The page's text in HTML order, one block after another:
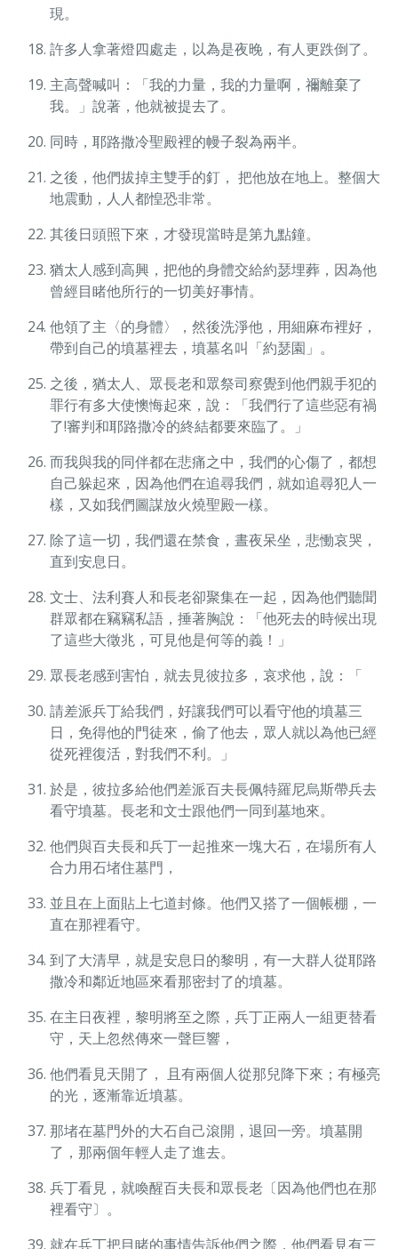
現。
許多人拿著燈四處走，以為是夜晚，有人更跌倒了。
主高聲喊叫：「我的力量，我的力量啊，禰離棄了
我。」說著，他就被提去了。
同時，耶路撒冷聖殿裡的幔子裂為兩半。
之後，他們拔掉主雙手的釘， 把他放在地上。整個大
地震動，人人都惶恐非常。
其後日頭照下來，才發現當時是第九點鐘。
猶太人感到高興，把他的身體交給約瑟埋葬，因為他
曾經目睹他所行的一切美好事情。
他領了主〈的身體〉，然後洗淨他，用細麻布裡好，
帶到自己的墳墓裡去，墳墓名叫「約瑟園」。
之後，猶太人、眾長老和眾祭司察覺到他們親手犯的
罪行有多大使懊悔起來，說：「我們行了這些惡有禍
了!審判和耶路撒冷的終結都要來臨了。」
而我與我的同伴都在悲痛之中，我們的心傷了，都想
自己躲起來，因為他們在追尋我們，就如追尋犯人一
樣，又如我們圖謀放火燒聖殿一樣。
除了這一切，我們還在禁食，晝夜呆坐，悲慟哀哭，
直到安息日。
文士、法利賽人和長老卻聚集在一起，因為他們聽聞
群眾都在竊竊私語，捶著胸說：「他死去的時候出現
了這些大徵兆，可見他是何等的義！」
眾長老感到害怕，就去見彼拉多，哀求他，說：「
請差派兵丁給我們，好讓我們可以看守他的墳墓三
日，免得他的門徒來，偷了他去，眾人就以為他已經
從死裡復活，對我們不利。」
於是，彼拉多給他們差派百夫長佩特羅尼烏斯帶兵去
看守墳墓。長老和文士跟他們一同到墓地來。
他們與百夫長和兵丁一起推來一塊大石，在場所有人
合力用石堵住墓門，
並且在上面貼上七道封條。他們又搭了一個帳棚，一
直在那裡看守。
到了大清早，就是安息日的黎明，有一大群人從耶路
撒冷和鄰近地區來看那密封了的墳墓。
在主日夜裡，黎明將至之際，兵丁正兩人一組更替看
守，天上忽然傳來一聲巨響，
他們看見天開了， 且有兩個人從那兒降下來；有極亮
的光，逐漸靠近墳墓。
那堵在墓門外的大石自己滾開，退回一旁。墳墓開
了，那兩個年輕人走了進去。
兵丁看見，就喚醒百夫長和眾長老〔因為他們也在那
裡看守〕。
就在兵丁把目睹的事情告訴他們之際，他們看見有三